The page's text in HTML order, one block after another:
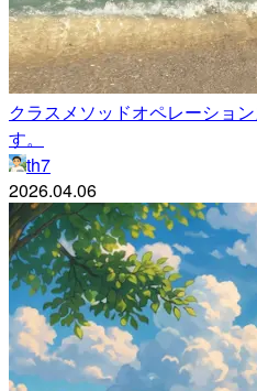
クラスメソッドオペレーショ
す。
th7
2026.04.06